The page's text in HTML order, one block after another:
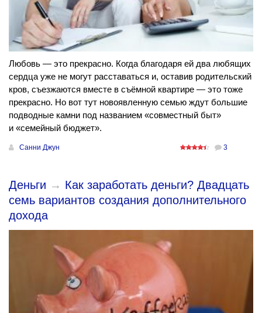
Любовь — это прекрасно. Когда благодаря ей два любящих
сердца уже не могут расставаться и, оставив родительский
кров, съезжаются вместе в съёмной квартире — это тоже
прекрасно. Но вот тут новоявленную семью ждут большие
подводные камни под названием «совместный быт»
и «семейный бюджет».
Санни Джун 3
Деньги → Как заработать деньги? Двадцать
семь вариантов создания дополнительного
дохода